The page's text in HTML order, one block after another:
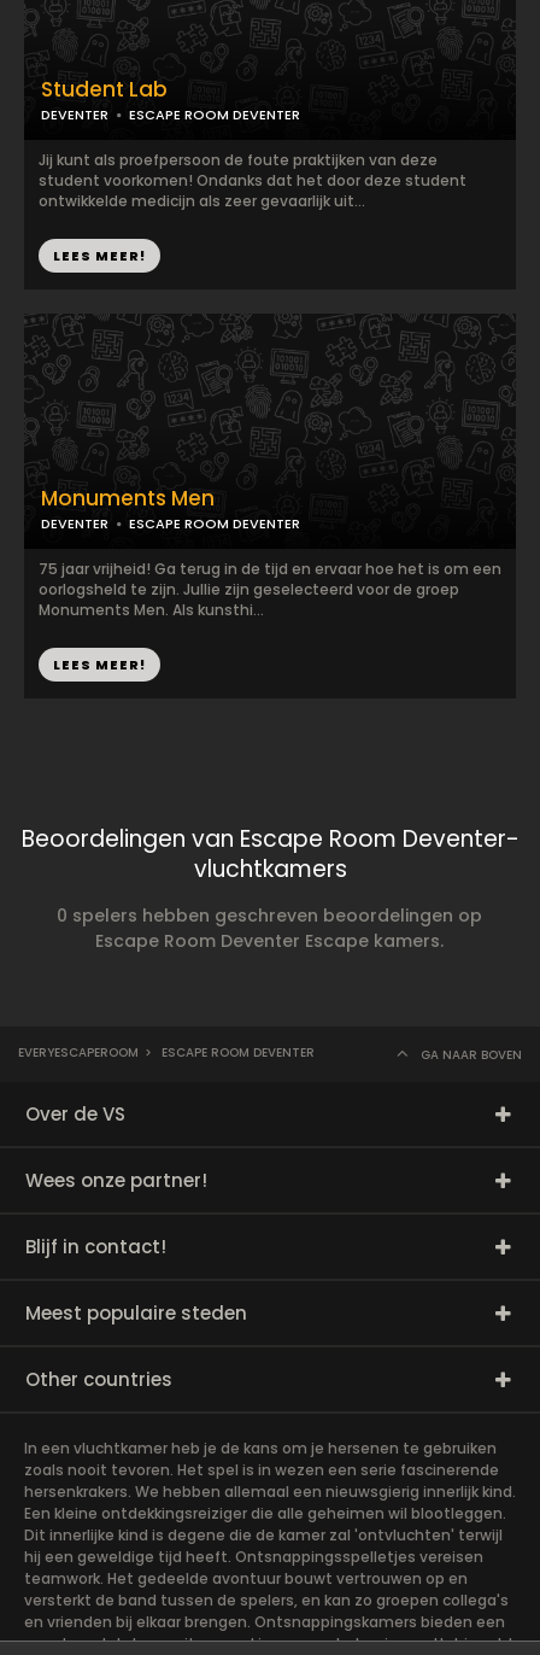
Student Lab
DEVENTER ESCAPE ROOM DEVENTER
Jij kunt als proefpersoon de foute praktijken van deze
student voorkomen! Ondanks dat het door deze student
ontwikkelde medicijn als zeer gevaarlijk uit...
LEES MEER!
Monuments Men
DEVENTER ESCAPE ROOM DEVENTER
75 jaar vrijheid! Ga terug in de tijd en ervaar hoe het is om een
oorlogsheld te zijn. Jullie zijn geselecteerd voor de groep
Monuments Men. Als kunsthi...
LEES MEER!
Beoordelingen van Escape Room Deventer-
vluchtkamers
0 spelers hebben geschreven beoordelingen op
Escape Room Deventer Escape kamers.
EVERYESCAPEROOM > ESCAPE ROOM DEVENTER GA NAAR BOVEN
Over de VS
Wees onze partner!
Blijf in contact!
Meest populaire steden
Other countries
In een vluchtkamer heb je de kans om je hersenen te gebruiken
zoals nooit tevoren. Het spel is in wezen een serie fascinerende
hersenkrakers. We hebben allemaal een nieuwsgierig innerlijk kind.
Een kleine ontdekkingsreiziger die alle geheimen wil blootleggen.
Dit innerlijke kind is degene die de kamer zal 'ontvluchten' terwijl
hij een geweldige tijd heeft. Ontsnappingsspelletjes vereisen
teamwork. Het gedeelde avontuur bouwt vertrouwen op en
versterkt de band tussen de spelers, en kan zo groepen collega's
en vrienden bij elkaar brengen. Ontsnappingskamers bieden een
avontuur dat de moeite waard is om aan te beginnen. Het is echt